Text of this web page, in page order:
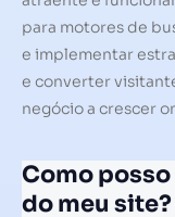
para motores de
e implementar
e converter
negócio a crescer
Como
do meu site?